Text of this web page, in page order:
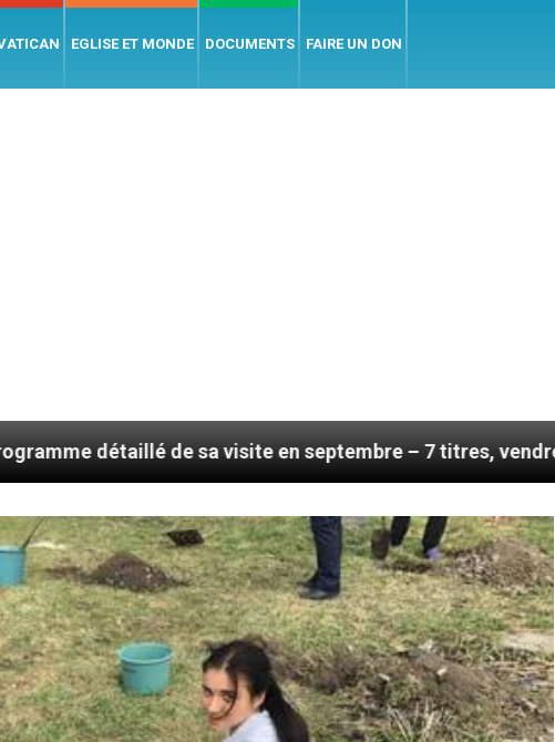
EGLISE ET MONDE DOCUMENTS FAIRE UN DON
de sa visite en septembre – 7 titres, vendredi 7 août 2026